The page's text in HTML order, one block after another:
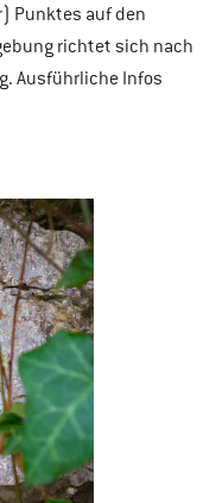
Punktes auf den
richtet sich nach
Ausführliche Infos